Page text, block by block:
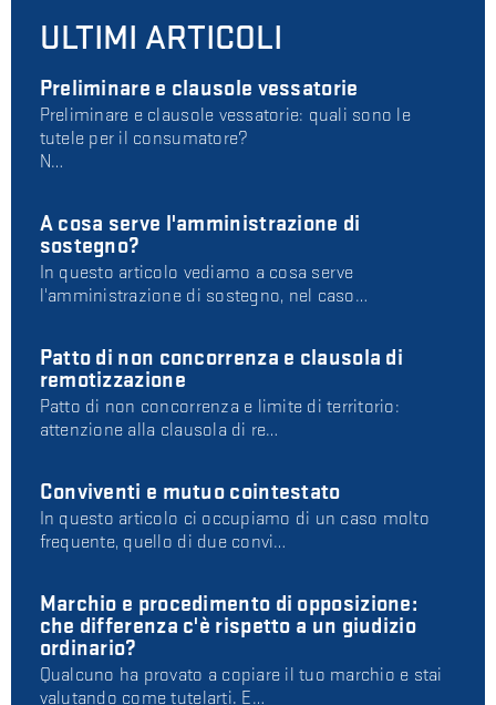
ULTIMI ARTICOLI
Preliminare e clausole vessatorie
Preliminare e clausole vessatorie: quali sono le
tutele per il consumatore?
N…
A cosa serve l'amministrazione di
sostegno?
In questo articolo vediamo a cosa serve
l'amministrazione di sostegno, nel caso…
Patto di non concorrenza e clausola di
remotizzazione
Patto di non concorrenza e limite di territorio:
attenzione alla clausola di re…
Conviventi e mutuo cointestato
In questo articolo ci occupiamo di un caso molto
frequente, quello di due convi…
Marchio e procedimento di opposizione:
che differenza c'è rispetto a un giudizio
ordinario?
Qualcuno ha provato a copiare il tuo marchio e stai
valutando come tutelarti. E…